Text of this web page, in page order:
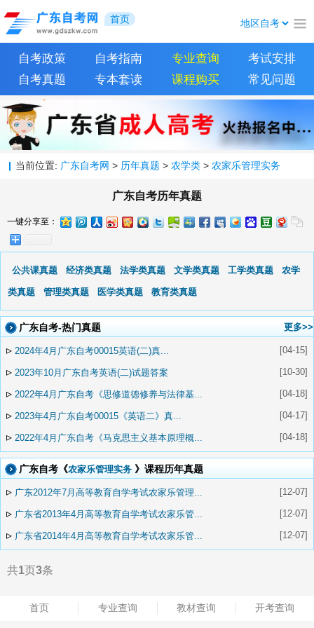
首页
自考政策 自考指南 专业查询
考试安排
自考真题
专本套读 课程购买 常见问题
当前位置: 广东自考网 > 历年真题 > 农学类> 农家乐管理实务
广东自考历年真题
一键分享至：
公共课真题 经济类真题 法学类真题 文学类真题 工学类真题 农学
类真题 管理类真题 医学类真题 教育类真题
广东自考-热门真题 更多>>
▹ 2024年4月广东自考00015英语(二)真... [04-15]
▹ 2023年10月广东自考英语(二)试题答案 [10-30]
▹ 2022年4月广东自考《思修道德修养与法律基... [04-18]
▹ 2023年4月广东自考00015《英语二》真... [04-17]
▹ 2022年4月广东自考《马克思主义基本原理概... [04-18]
广东自考《农家乐管理实务 》课程历年真题
▹ 广东2012年7月高等教育自学考试农家乐管理... [12-07]
▹ 广东省2013年4月高等教育自学考试农家乐管... [12-07]
▹ 广东省2014年4月高等教育自学考试农家乐管... [12-07]
共1页3条
首页 专业查询 教材查询 开考查询